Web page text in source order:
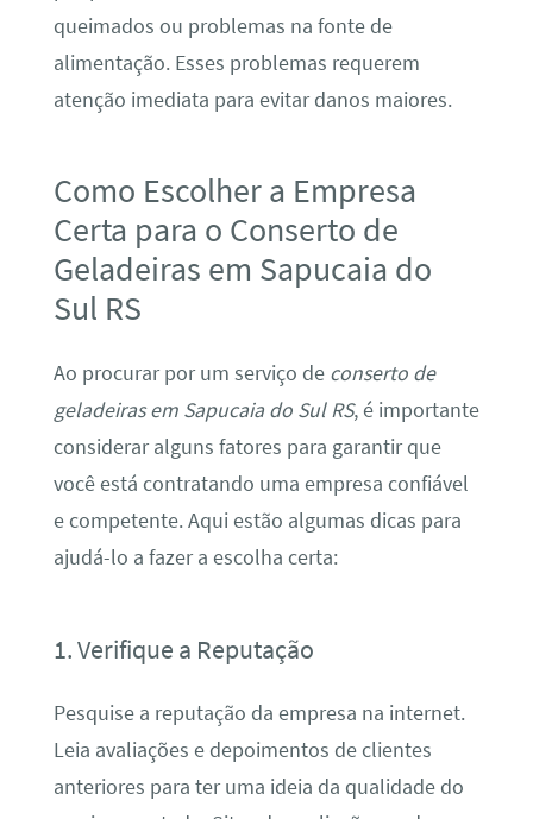
queimados ou problemas na fonte de
alimentação. Esses problemas requerem
atenção imediata para evitar danos maiores.
Como Escolher a Empresa
Certa para o Conserto de
Geladeiras em Sapucaia do
Sul RS
Ao procurar por um serviço de conserto de
geladeiras em Sapucaia do Sul RS, é importante
considerar alguns fatores para garantir que
você está contratando uma empresa confiável
e competente. Aqui estão algumas dicas para
ajudá-lo a fazer a escolha certa:
1. Verifique a Reputação
Pesquise a reputação da empresa na internet.
Leia avaliações e depoimentos de clientes
anteriores para ter uma ideia da qualidade do